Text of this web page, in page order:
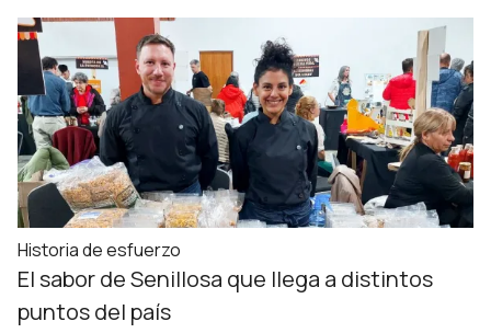
Historia de esfuerzo
El sabor de Senillosa que llega a distintos
puntos del país